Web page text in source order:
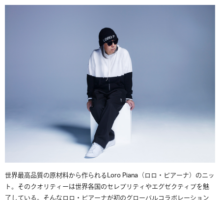
世界最高品質の原材料から作られるLoro Piana（ロロ・ピアーナ）のニッ
ト。そのクオリティーは世界各国のセレブリティやエグゼクティブを魅